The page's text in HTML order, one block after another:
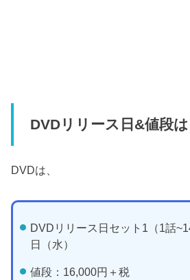
DVDリリース日&値段は
DVDは、
DVDリリース日セット1（1話
日（水）
値段：16,000円＋税